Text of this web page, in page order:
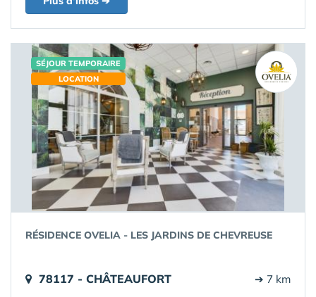
SÉJOUR TEMPORAIRE
LOCATION
RÉSIDENCE OVELIA - LES JARDINS DE CHEVREUSE
78117 - CHÂTEAUFORT ➔ 7 km